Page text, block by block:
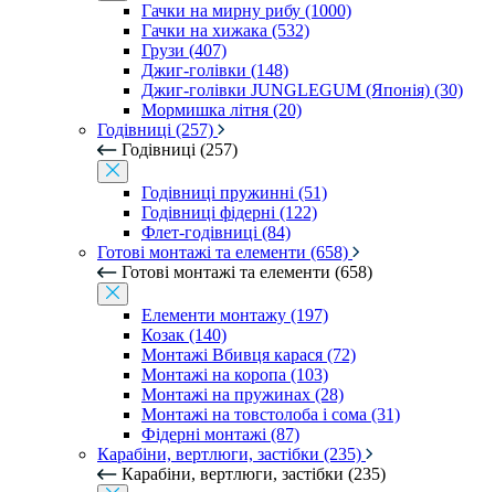
Гачки на мирну рибу (1000)
Гачки на хижака (532)
Грузи (407)
Джиг-голівки (148)
Джиг-голівки JUNGLEGUM (Японія) (30)
Мормишка літня (20)
Годівниці (257)
Годівниці (257)
Годівниці пружинні (51)
Годівниці фідерні (122)
Флет-годівниці (84)
Готові монтажі та елементи (658)
Готові монтажі та елементи (658)
Елементи монтажу (197)
Козак (140)
Монтажі Вбивця карася (72)
Монтажі на коропа (103)
Монтажі на пружинах (28)
Монтажі на товстолоба і сома (31)
Фідерні монтажі (87)
Карабіни, вертлюги, застібки (235)
Карабіни, вертлюги, застібки (235)